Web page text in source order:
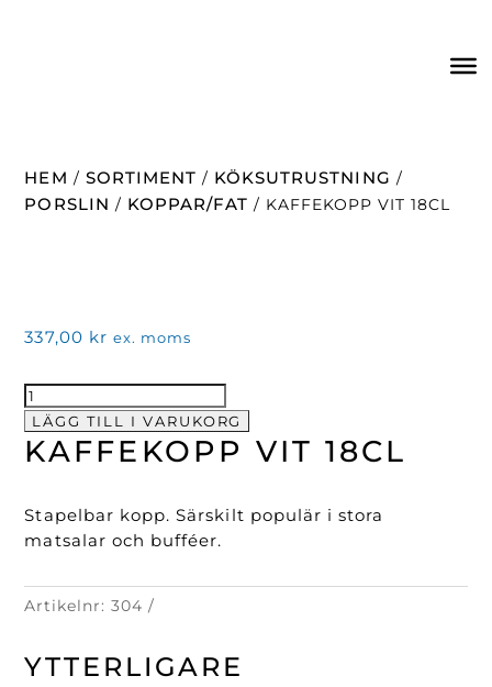
HEM / SORTIMENT / KÖKSUTRUSTNING /
PORSLIN / KOPPAR/FAT / KAFFEKOPP VIT 18CL
KAFFEKOPP VIT 18CL
Stapelbar kopp. Särskilt populär i stora
matsalar och bufféer.
Artikelnr:304
YTTERLIGARE
337,00 kr ex. moms
Kaffekopp
vit
18cl
LÄGG TILL I VARUKORG